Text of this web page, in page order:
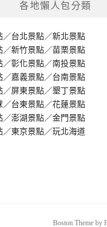
各地懶人包分類
／台北景點／新北景點
／新竹景點／苗栗景點
／彰化景點／南投景點
／嘉義景點／台南景點
／屏東景點／墾丁景點
／台東景點／花蓮景點
／澎湖景點／金門景點
／東京景點／玩北海道
Boston Theme by